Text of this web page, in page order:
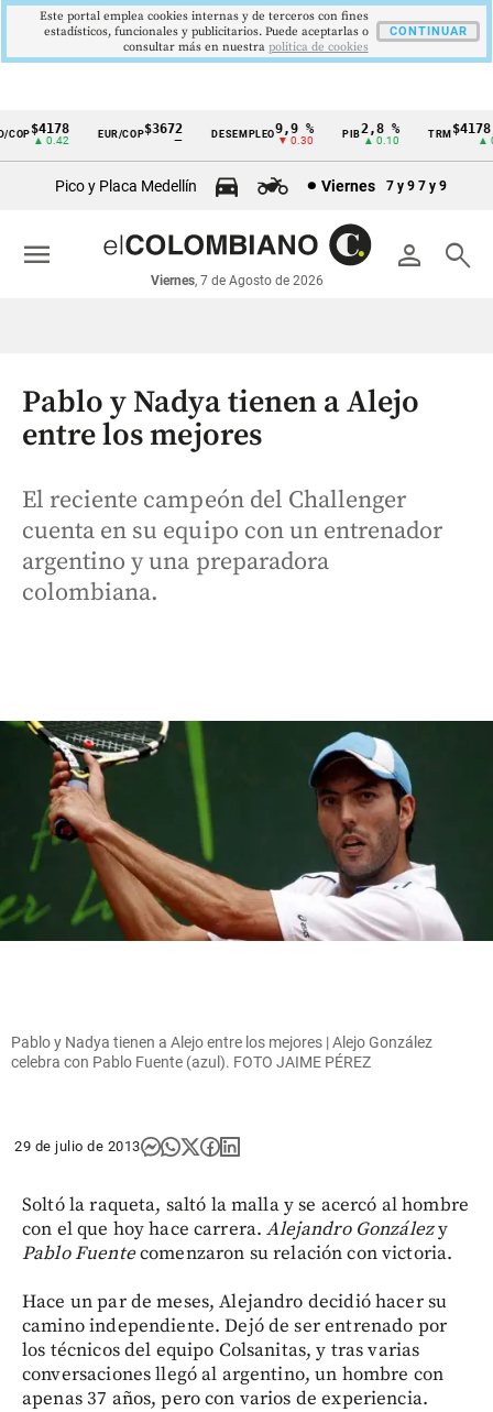
Cintillo
económicos
Colombia
$4178
▲ 0.42
EUR/COP$3672 DESEMPLEO 9,9 %
▼ 0.30
PIB2,8 %
▲ 0.10
TRM
▲
Pico y Placa Medellín Viernes 7 y 9 7 y 9
person search
Viernes, 7 de Agosto de 2026
menu
Pablo y Nadya tienen a Alejo
entre los mejores
El reciente campeón del Challenger
cuenta en su equipo con un entrenador
argentino y una preparadora
colombiana.
Pablo y Nadya tienen a Alejo entre los mejores | Alejo González
celebra con Pablo Fuente (azul). FOTO JAIME PÉREZ
29 de julio de 2013
Soltó la raqueta, saltó la malla y se acercó al hombre
con el que hoy hace carrera. Alejandro Gonzálezy
Pablo Fuentecomenzaron su relación con victoria.
Hace un par de meses, Alejandro decidió hacer su
camino independiente. Dejó de ser entrenado por
los técnicos del equipo Colsanitas, y tras varias
conversaciones llegó al argentino, un hombre con
apenas 37 años, pero con varios de experiencia.
Este portal emplea cookies internas y de terceros con fines
estadísticos, funcionales y publicitarios. Puede aceptarlas o
consultar más en nuestra politica de cookies
CONTINUAR